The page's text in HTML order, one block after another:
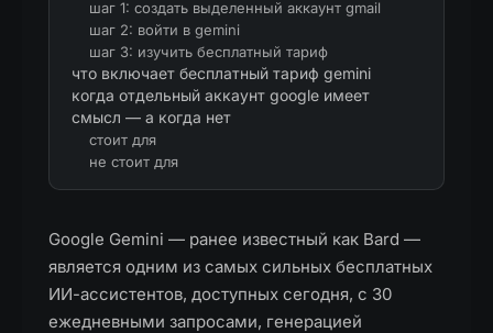
шаг 1: создать выделенный аккаунт gmail
шаг 2: войти в gemini
шаг 3: изучить бесплатный тариф
что включает бесплатный тариф gemini
когда отдельный аккаунт google имеет
смысл — а когда нет
стоит для
не стоит для
Google Gemini — ранее известный как Bard —
является одним из самых сильных бесплатных
ИИ-ассистентов, доступных сегодня, с 30
ежедневными запросами, генерацией